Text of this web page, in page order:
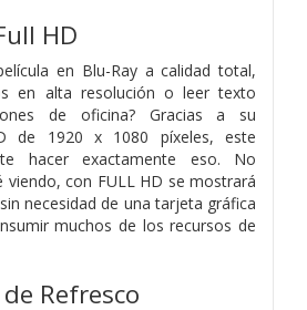
HD
en Blu-Ray a calidad total,
en alta resolución o leer texto
de oficina? Gracias a su
de 1920 x 1080 píxeles, este
hacer exactamente eso. No
con FULL HD se mostrará
necesidad de una tarjeta gráfica
muchos de los recursos de
Refresco